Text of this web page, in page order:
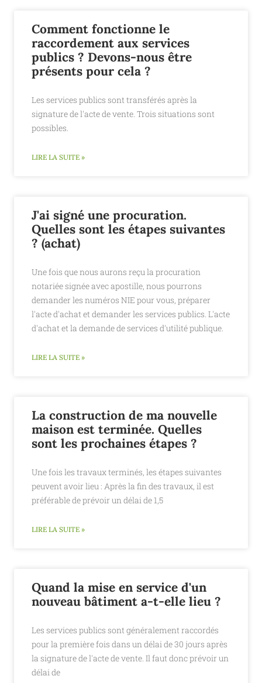
Comment fonctionne le
raccordement aux services
publics ? Devons-nous être
présents pour cela ?
Les services publics sont transférés après la
signature de l'acte de vente. Trois situations sont
possibles.
LIRE LA SUITE »
J'ai signé une procuration.
Quelles sont les étapes suivantes
? (achat)
Une fois que nous aurons reçu la procuration
notariée signée avec apostille, nous pourrons
demander les numéros NIE pour vous, préparer
l'acte d'achat et demander les services publics. L'acte
d'achat et la demande de services d'utilité publique.
LIRE LA SUITE »
La construction de ma nouvelle
maison est terminée. Quelles
sont les prochaines étapes ?
Une fois les travaux terminés, les étapes suivantes
peuvent avoir lieu : Après la fin des travaux, il est
préférable de prévoir un délai de 1,5
LIRE LA SUITE »
Quand la mise en service d'un
nouveau bâtiment a-t-elle lieu ?
Les services publics sont généralement raccordés
pour la première fois dans un délai de 30 jours après
la signature de l'acte de vente. Il faut donc prévoir un
délai de